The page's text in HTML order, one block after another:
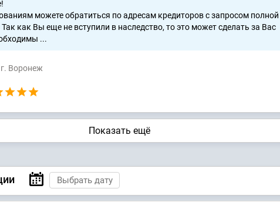
можете обратиться по адресам кредиторов с запросом полной
как Вы еще не вступили в наследство, то это может сделать за Вас
...
г. Воронеж
Показать ещё